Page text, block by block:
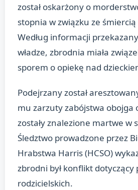
został oskarżony o
stopnia w związku ze śmiercią
Według informacji
władze, zbrodnia miała
sporem o opiekę nad
Podejrzany został
mu zarzuty zabójstwa obojga
zostały znalezione martwe w
Śledztwo prowadzone przez
Hrabstwa Harris (HCSO)
zbrodni był konflikt dotyczący
rodzicielskich.